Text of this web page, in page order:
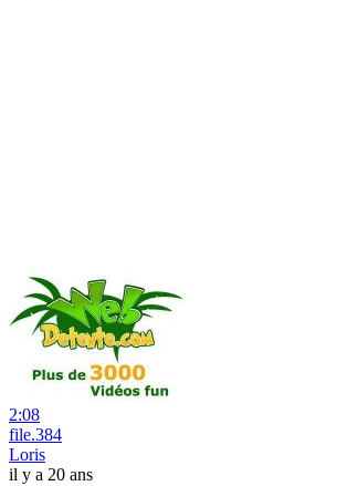
2:08
file.384
Loris
il y a 20 ans